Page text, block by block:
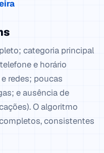
categoria principal
e horário
redes; poucas
e ausência de
O algoritmo
consistentes